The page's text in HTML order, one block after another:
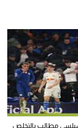
تشيلسي مطالب بالتخلص